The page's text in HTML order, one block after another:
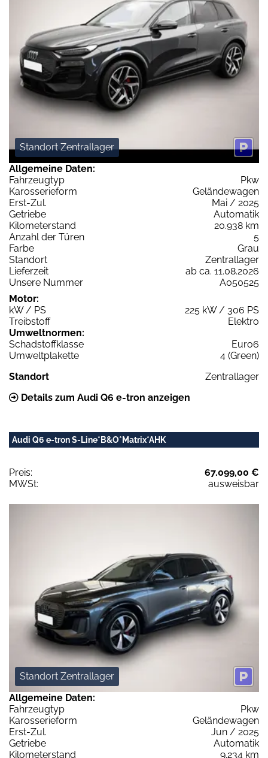
Standort Zentrallager
Allgemeine Daten:
Fahrzeugtyp
Pkw
Karosserieform
Geländewagen
Erst-Zul.
Mai / 2025
Getriebe
Automatik
Kilometerstand
20.938 km
Anzahl der Türen
5
Farbe
Grau
Standort
Zentrallager
Lieferzeit
ab ca. 11.08.2026
Unsere Nummer
A050525
Motor:
kW / PS
225 kW / 306 PS
Treibstoff
Elektro
Umweltnormen:
Schadstoffklasse
Euro6
Umweltplakette
4 (Green)
Standort
Zentrallager
Details zum Audi Q6 e-tron anzeigen
Audi Q6 e-tron S-Line*B&O*Matrix*AHK
Preis:
67.099,00 €
MWSt:
ausweisbar
Standort Zentrallager
Allgemeine Daten:
Fahrzeugtyp
Pkw
Karosserieform
Geländewagen
Erst-Zul.
Jun / 2025
Getriebe
Automatik
Kilometerstand
9.234 km